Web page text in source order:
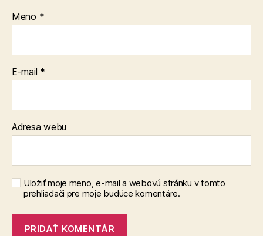
Meno *
E-mail *
Adresa webu
Uložiť moje meno, e-mail a webovú stránku v tomto
prehliadači pre moje budúce komentáre.